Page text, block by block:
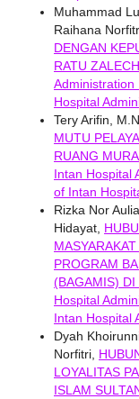
Muhammad
Raihana
DENGAN
RATU
Administration
Hospital
Tery Arifin,
MUTU
RUANG
Intan Hospital
of Intan
Rizka Nor
Hidayat,
PROGRAM
(BAGAMIS) DI
Hospital
Intan Hospital
Dyah
Norfitri,
LOYALITAS
ISLAM